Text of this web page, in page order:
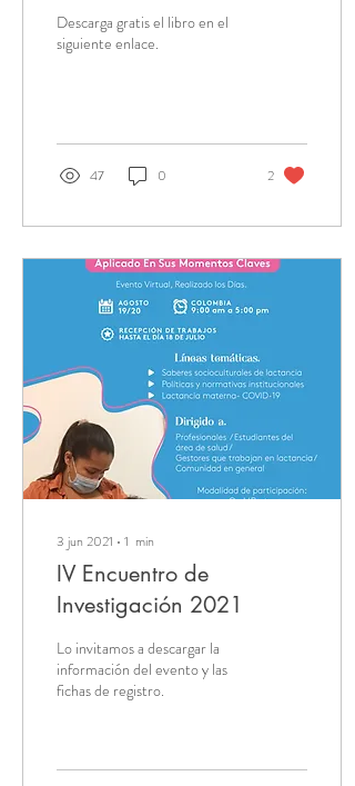
investigación y acción.
Descarga gratis el libro en el
siguiente enlace.
47 0 2
3 jun 2021 ∙ 1 min
IV Encuentro de
Investigación 2021
Lo invitamos a descargar la
información del evento y las
fichas de registro.